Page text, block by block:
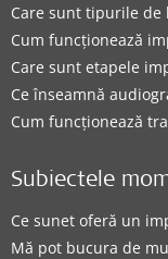
Care sunt tipurile de
Cum funcționează
Care sunt etapele
Ce înseamnă
Cum funcționează
Subiectele
Ce sunet oferă un
Mă pot bucura de